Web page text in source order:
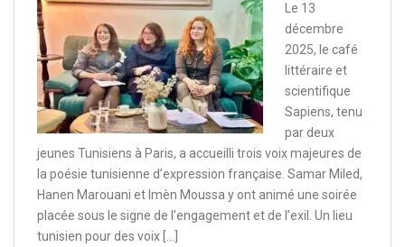
Le 13
décembre
2025, le café
littéraire et
scientifique
Sapiens, tenu
par deux
jeunes Tunisiens à Paris, a accueilli trois voix majeures de
la poésie tunisienne d’expression française. Samar Miled,
Hanen Marouani et Imèn Moussa y ont animé une soirée
placée sous le signe de l’engagement et de l’exil. Un lieu
tunisien pour des voix […]